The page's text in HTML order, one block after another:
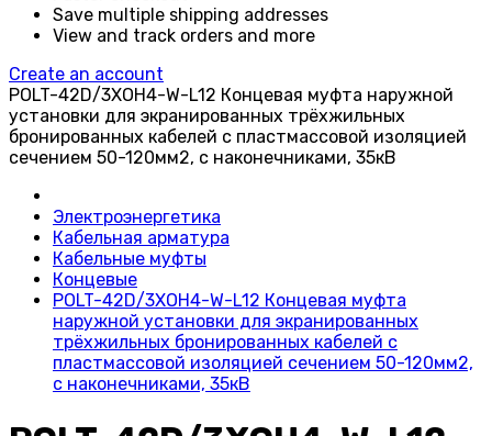
Save multiple shipping addresses
View and track orders and more
Create an account
POLT-42D/3XOH4-W-L12 Концевая муфта наружной
установки для экранированных трёхжильных
бронированных кабелей с пластмассовой изоляцией
сечением 50-120мм2, с наконечниками, 35кВ
Электроэнергетика
Кабельная арматура
Кабельные муфты
Концевые
POLT-42D/3XOH4-W-L12 Концевая муфта
наружной установки для экранированных
трёхжильных бронированных кабелей с
пластмассовой изоляцией сечением 50-120мм2,
с наконечниками, 35кВ